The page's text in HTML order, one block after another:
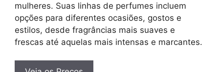
mulheres. Suas linhas de perfumes incluem
opções para diferentes ocasiões, gostos e
estilos, desde fragrâncias mais suaves e
frescas até aquelas mais intensas e marcantes.